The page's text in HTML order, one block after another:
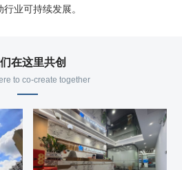
业可持续发展。
在这里共创
to co-create together